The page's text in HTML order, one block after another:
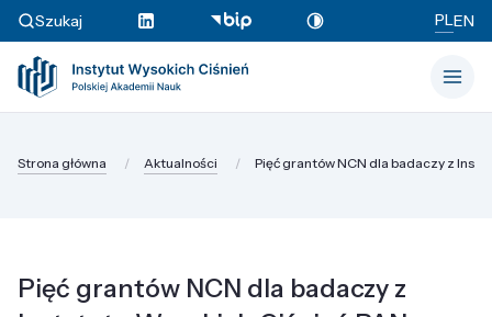
Szukaj PLEN
Strona główna Aktualności Pięć grantów NCN dla badaczy z
Pięć grantów NCN dla badaczy z